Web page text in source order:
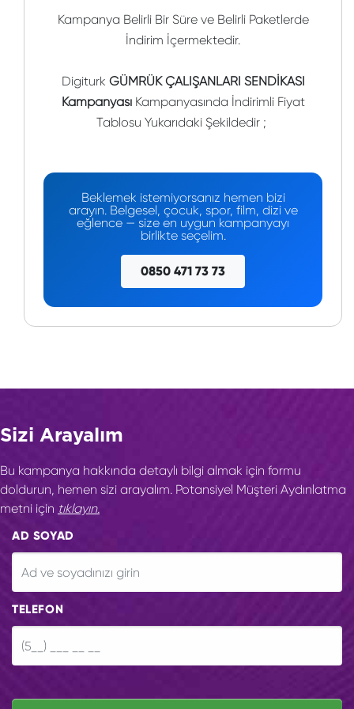
Kampanya Belirli Bir Süre ve Belirli Paketlerde
İndirim İçermektedir.
Digiturk GÜMRÜK ÇALIŞANLARI SENDİKASI
KampanyasıKampanyasında İndirimli Fiyat
Tablosu Yukarıdaki Şekildedir ;
Beklemek istemiyorsanız hemen bizi
arayın. Belgesel, çocuk, spor, film, dizi ve
eğlence — size en uygun kampanyayı
birlikte seçelim.
0850 471 73 73
Sizi Arayalım
Bu kampanya hakkında detaylı bilgi almak için formu
doldurun, hemen sizi arayalım. Potansiyel Müşteri Aydınlatma
metni için tıklayın.
AD SOYAD
TELEFON